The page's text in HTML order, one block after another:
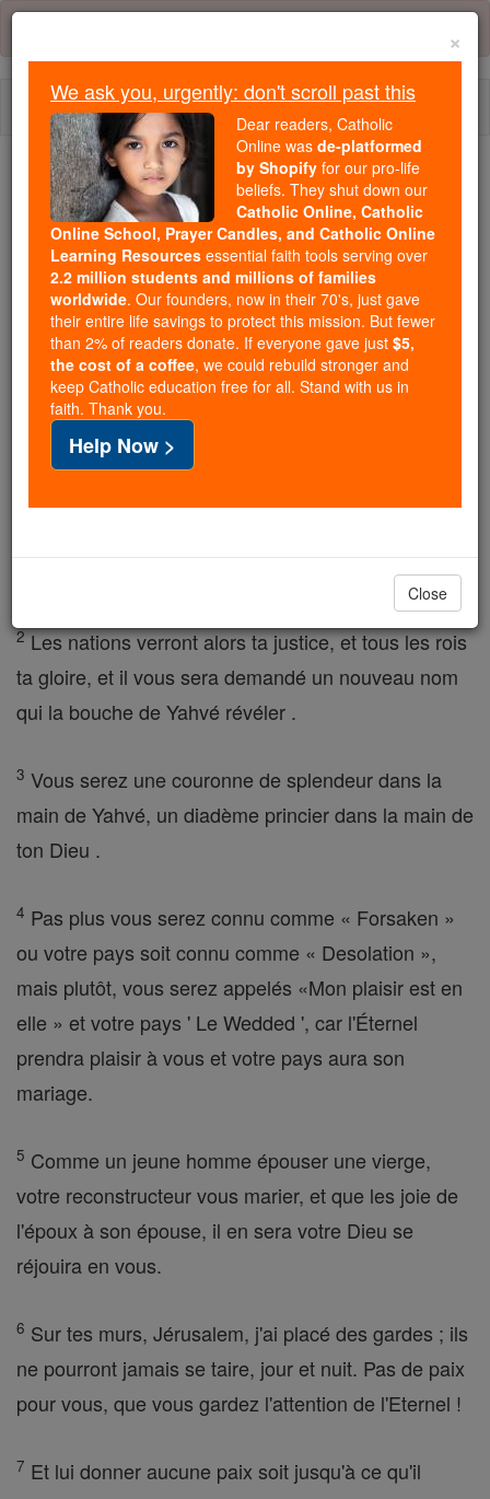
Skip
content
Trending:
Daily Reading for Thursday, October ...
Today's Reading The Mysteries of the Rosary
Ésaïe - Chapitre 62
Ésaïe ⌄ Chapter 62 ⌄
À propos de Sion je ne serai pas silencieux, de
Jérusalem je ne me reposerai pas jusqu'à sauver la
sa délivrance, comme un flambeau qui s'allume .
2Les nations verront alors ta justice, et tous les rois
ta gloire, et il vous sera demandé un nouveau nom
qui la bouche de Yahvé révéler .
3 Vous serez une couronne de splendeur dans la
main de Yahvé, un diadème princier dans la main de
ton Dieu .
4 Pas plus vous serez connu comme « Forsaken »
ou votre pays soit connu comme « Desolation »,
mais plutôt, vous serez appelés «Mon plaisir est en
elle » et votre pays ' Le Wedded ', car l'Éternel
prendra plaisir à vous et votre pays aura son
mariage.
5 Comme un jeune homme épouser une vierge,
votre reconstructeur vous marier, et que les joie de
l'époux à son épouse, il en sera votre Dieu se
réjouira en vous.
6 Sur tes murs, Jérusalem, j'ai placé des gardes ; ils
ne pourront jamais se taire, jour et nuit. Pas de paix
pour vous, que vous gardez l'attention de l'Eternel !
7 Et lui donner aucune paix soit jusqu'à ce qu'il
×
We ask you, urgently: don't scroll past this
Dear readers, Catholic
Online was de-platformed
by Shopify for our pro-life
beliefs. They shut down our
Catholic Online, Catholic
Online School, Prayer Candles, and Catholic Online
Learning Resources essential faith tools serving over
2.2 million students and millions of families
worldwide. Our founders, now in their 70's, just gave
their entire life savings to protect this mission. But fewer
than 2% of readers donate. If everyone gave just $5,
the cost of a coffee, we could rebuild stronger and
keep Catholic education free for all. Stand with us in
faith. Thank you.
Help Now >
Close